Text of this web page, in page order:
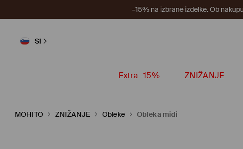
–15% na izbrane izdelke. Ob
SI
Extra -15% ZNIŽANJE
MOHITO ZNIŽANJE Obleke Obleka midi